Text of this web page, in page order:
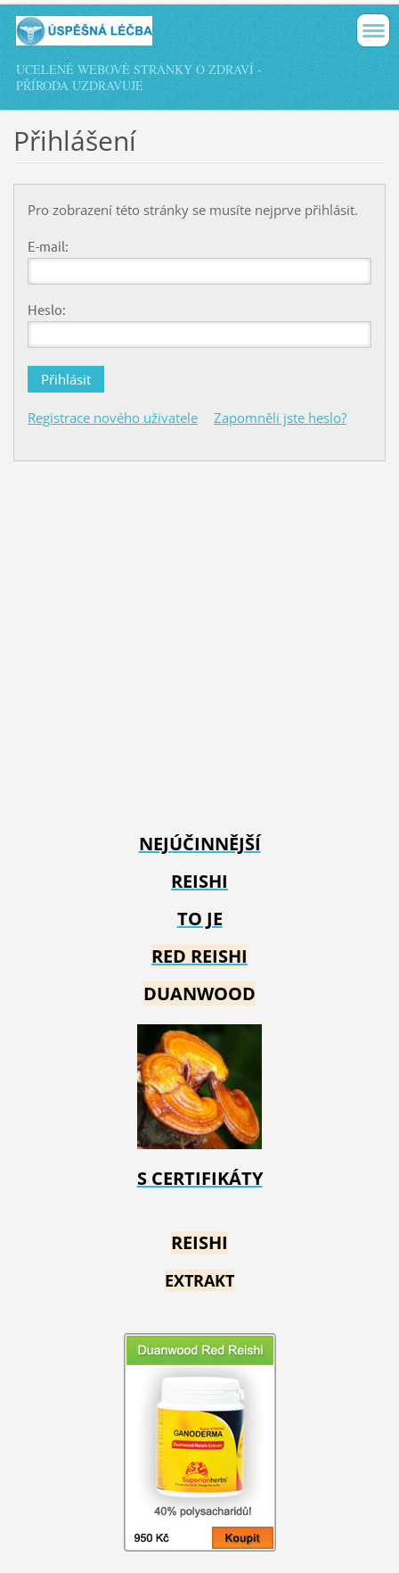
UCELENÉ WEBOVÉ STRÁNKY O ZDRAVÍ -
PŘÍRODA UZDRAVUJE
Přihlášení
Pro zobrazení této stránky se musíte nejprve přihlásit.
E-mail:
Heslo:
Registrace nového uživatele Zapomněli jste heslo?
NEJÚČINNĚJŠÍ
REISHI
TO JE
RED REISHI
DUANWOOD
S CERTIFIKÁTY
REISHI
EXTRAKT